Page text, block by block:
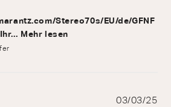
Stereo70s/EU/de/GFNF
Mehr lesen
03/03/25